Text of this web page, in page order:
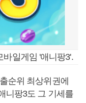
일게임 '애니팡3'.
순위 최상위권에
니팡3도 그 기세를